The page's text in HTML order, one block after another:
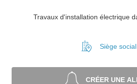
Travaux d'installation électrique
Siège social
CRÉER UNE